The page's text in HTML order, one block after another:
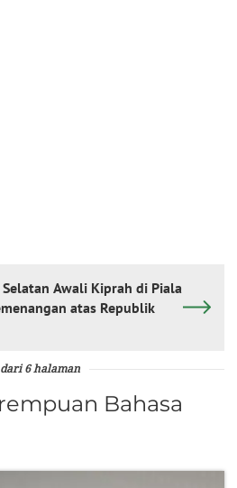
Awali Kiprah di Piala
atas Republik
dari 6 halaman
Bahasa